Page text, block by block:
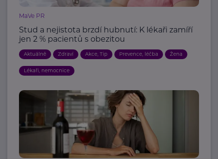
MaVe PR
Stud a nejistota brzdí hubnutí: K lékaři zamíří
jen 2 % pacientů s obezitou
Aktuálně Zdraví Akce, Tip Prevence, léčba Žena
Lékaři, nemocnice